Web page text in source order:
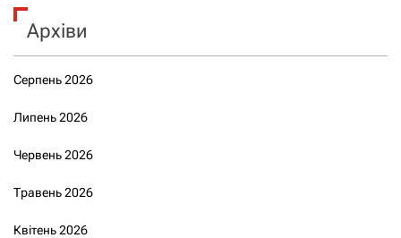
Архіви
Серпень 2026
Липень 2026
Червень 2026
Травень 2026
Квітень 2026